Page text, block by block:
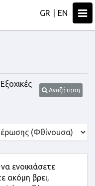
GR EN
Αναζήτηση
ενοικιάσετε
ακόμη βρει,